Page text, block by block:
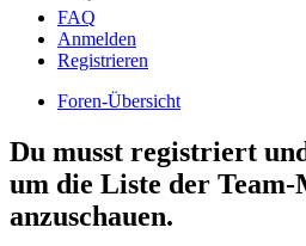
FAQ
Anmelden
Registrieren
Foren-Übersicht
Du musst registriert
um die Liste der
anzuschauen.